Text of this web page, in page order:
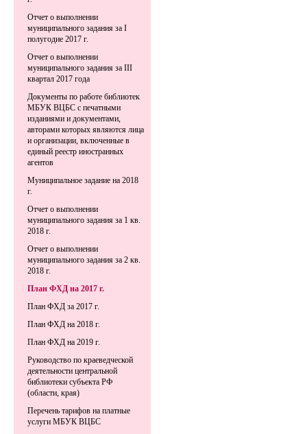
Отчет о выполнении
муниципального задания за I
полугодие 2017 г.
Отчет о выполнении
муниципального задания за III
квартал 2017 года
Документы по работе библиотек
МБУК ВЦБС с печатными
изданиями и документами,
авторами которых являются лица
и организации, включенные в
единый реестр иностранных
агентов
Муниципальное задание на 2018
г.
Отчет о выполнении
муниципального задания за 1 кв.
2018 г.
Отчет о выполнении
муниципального задания за 2 кв.
2018 г.
План ФХД на 2017 г.
План ФХД за 2017 г.
План ФХД на 2018 г.
План ФХД на 2019 г.
Руководство по краеведческой
деятельности центральной
библиотеки субъекта РФ
(области, края)
Перечень тарифов на платные
услуги МБУК ВЦБС